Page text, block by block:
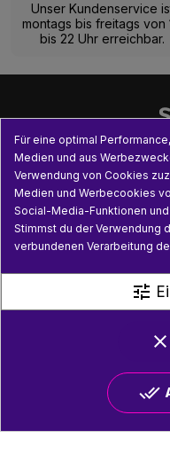
Unser Kundenservice
montags bis freitags von
bis 22 Uhr erreichbar.
UNSERE PRODUKTE
PRAKTISCHE
NÜTZLICHE LINKS
Für eine optimal
Medien und aus
Verwendung von Cookies
Medien und Werbecookies
Social-Media-Funktionen
Stimmst du der Verwendung
verbundenen Verarbeitung
tune
clear
done_all